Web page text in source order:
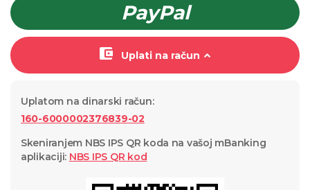
Uplati na račun
PayPal
Uplatom na dinarski račun:
160-6000002376839-02
Skeniranjem NBS IPS QR koda na vašoj mBanking
aplikaciji: NBS IPS QR kod